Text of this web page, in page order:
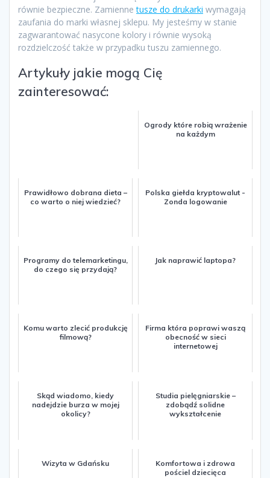
równie bezpieczne. Zamiennetusze do drukarki wymagają
zaufania do marki własnej sklepu. My jesteśmy w stanie
zagwarantować nasycone kolory i równie wysoką
rozdzielczość także w przypadku tuszu zamiennego.
Artykuły jakie mogą Cię
zainteresować:
Ogrody które robią wrażenie
na każdym
Prawidłowo dobrana dieta –
co warto o niej wiedzieć?
Polska giełda kryptowalut -
Zonda logowanie
Programy do telemarketingu,
do czego się przydają?
Jak naprawić laptopa?
Komu warto zlecić produkcję
filmową?
Firma która poprawi waszą
obecność w sieci
internetowej
Skąd wiadomo, kiedy
nadejdzie burza w mojej
okolicy?
Studia pielęgniarskie –
zdobądź solidne
wykształcenie
Wizyta w Gdańsku
Komfortowa i zdrowa
pościel dziecięca